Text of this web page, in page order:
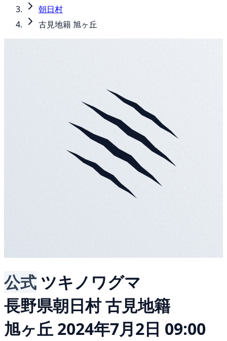
朝日村
古見地籍 旭ヶ丘
公式 ツキノワグマ
長野県朝日村 古見地籍
旭ヶ丘 2024年7月2日 09:00